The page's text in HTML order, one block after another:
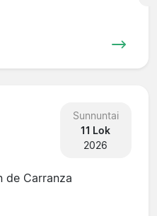
Sunnuntai
11 Lok
2026
de Carranza